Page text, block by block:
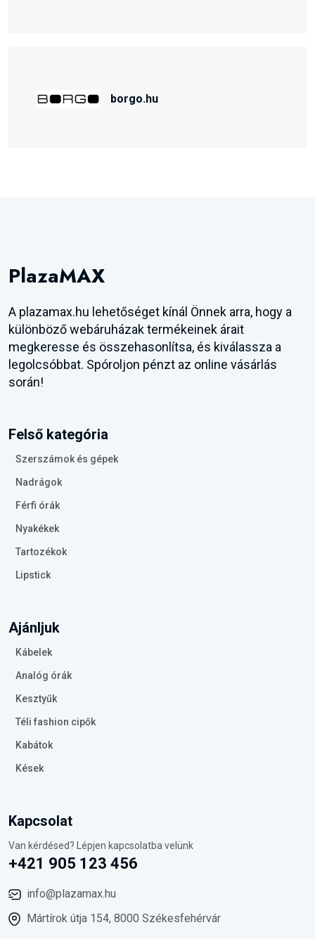
borgo.hu
PlazaMAX
A plazamax.hu lehetőséget kínál Önnek arra, hogy a
különböző webáruházak termékeinek árait
megkeresse és összehasonlítsa, és kiválassza a
legolcsóbbat. Spóroljon pénzt az online vásárlás
során!
Felső kategória
Szerszámok és gépek
Nadrágok
Férfi órák
Nyakékek
Tartozékok
Lipstick
Ajánljuk
Kábelek
Analóg órák
Kesztyűk
Téli fashion cipők
Kabátok
Kések
Kapcsolat
Van kérdésed? Lépjen kapcsolatba velünk
+421 905 123 456
info@plazamax.hu
Mártírok útja 154, 8000 Székesfehérvár